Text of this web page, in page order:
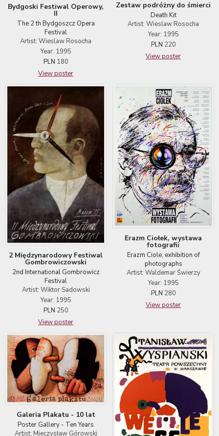
Bydgoski Festiwal Operowy,
II
The 2 th Bydgoszcz Opera
Festival
Artist: Wieslaw Rosocha
Year: 1995
PLN 180
View poster
Zestaw podróżny do śmierci
Death Kit
Artist: Wieslaw Rosocha
Year: 1995
PLN 220
View poster
2 Międzynarodowy Festiwal
Gombrowiczowski
2nd International Gombrowicz
Festival
Artist: Wiktor Sadowski
Year: 1995
PLN 250
View poster
Erazm Ciołek, wystawa
fotografii
Erazm Ciole, exhibition of
photographs
Artist: Waldemar Świerzy
Year: 1995
PLN 280
View poster
Galeria Plakatu - 10 lat
Poster Gallery - Ten Years
Artist: Mieczysław Górowski